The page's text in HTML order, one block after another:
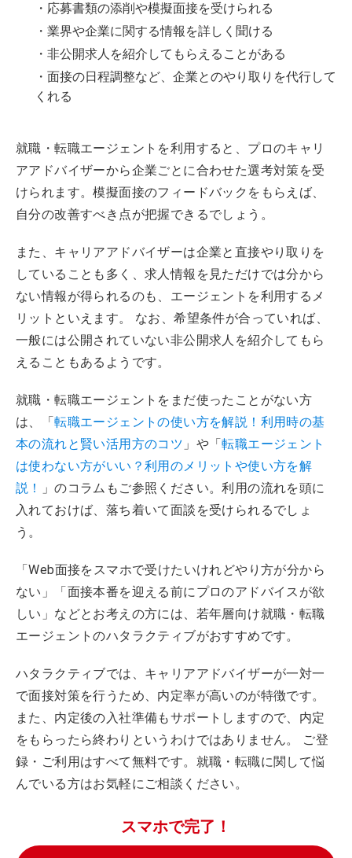
・応募書類の添削や模擬面接を受けられる
・業界や企業に関する情報を詳しく聞ける
・非公開求人を紹介してもらえることがある
・面接の日程調整など、企業とのやり取りを代行して
くれる
就職・転職エージェントを利用すると、プロのキャリ
アアドバイザーから企業ごとに合わせた選考対策を受
けられます。模擬面接のフィードバックをもらえば、
自分の改善すべき点が把握できるでしょう。
また、キャリアアドバイザーは企業と直接やり取りを
していることも多く、求人情報を見ただけでは分から
ない情報が得られるのも、エージェントを利用するメ
リットといえます。 なお、希望条件が合っていれば、
一般には公開されていない非公開求人を紹介してもら
えることもあるようです。
就職・転職エージェントをまだ使ったことがない方
は、「転職エージェントの使い方を解説！利用時の基
本の流れと賢い活用方のコツ 」や「転職エージェント
は使わない方がいい？利用のメリットや使い方を解
説！
」のコラムもご参照ください。利用の流れを頭に
入れておけば、落ち着いて面談を受けられるでしょ
う。
「Web面接をスマホで受けたいけれどやり方が分から
ない」「面接本番を迎える前にプロのアドバイスが欲
しい」などとお考えの方には、若年層向け就職・転職
エージェントのハタラクティブがおすすめです。
ハタラクティブでは、キャリアアドバイザーが一対一
で面接対策を行うため、内定率が高いのが特徴です。
また、内定後の入社準備もサポートしますので、内定
をもらったら終わりというわけではありません。 ご登
録・ご利用はすべて無料です。就職・転職に関して悩
んでいる方はお気軽にご相談ください。
スマホで完了！